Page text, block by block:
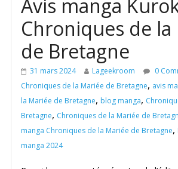
Avis manga
Chroniques de la
de Bretagne
31 mars 2024 Lageekroom 0
Chroniques de la Mariée de Bretagne, avis
la Mariée de Bretagne, blog manga,
Bretagne, Chroniques de la Mariée de
manga Chroniques de la Mariée de Bretagne,
manga 2024